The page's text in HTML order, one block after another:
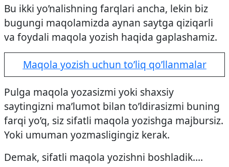
Bu ikki yo’nalishning farqlari ancha, lekin biz
bugungi maqolamizda aynan saytga qiziqarli
va foydali maqola yozish haqida gaplashamiz.
Maqola yozish uchun to’liq qo’llanmalar
Pulga maqola yozasizmi yoki shaxsiy
saytingizni ma’lumot bilan to’ldirasizmi buning
farqi yo’q, siz sifatli maqola yozishga majbursiz.
Yoki umuman yozmasligingiz kerak.
Demak, sifatli maqola yozishni boshladik….